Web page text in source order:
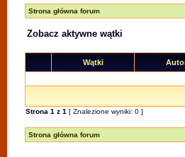
Strona główna forum
Zobacz aktywne wątki
Wątki
Strona 1 z 1 [ Znalezione wyniki: 0 ]
Strona główna forum